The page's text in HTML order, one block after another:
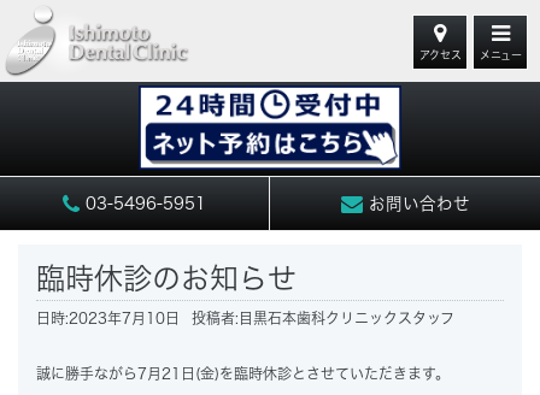
アクセス メニュー
03-5496-5951 お問い合わせ
臨時休診のお知らせ
日時:2023年7月10日 投稿者: 目黒石本歯科クリニックスタッフ
誠に勝手ながら7月21日(金)を臨時休診とさせていただきます。